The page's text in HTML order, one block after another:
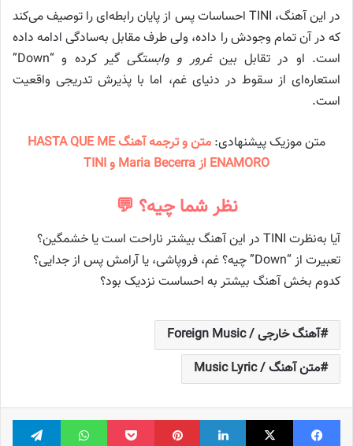
در این آهنگ، TINI احساسات پس از پایان رابطه‌ای را توصیف می‌کند
که در آن تمام وجودش را داده، ولی طرف مقابل به‌سادگی ادامه داده
است. او در تقابل بینغرور و وابستگی
گیر کرده و “Down”
استعاره‌ای از سقوط در دنیای غم، اما با پذیرش تدریجی واقعیت
است.
متن موزیک پیشنهادی:
متن و ترجمه آهنگ HASTA QUE ME
ENAMORO از Maria Becerra و TINI
نظر شما چیه؟ 💬
آیا به‌نظرت TINI در این آهنگ بیشتر ناراحت است یا خشمگین؟
تعبیرت از “Down” چیه؟ غم، فروپاشی، یا آرامش پس از جدایی؟
کدوم بخش آهنگ بیشتر به احساست نزدیک بود؟
آهنگ خارجی / Foreign Music
متن آهنگ / Music Lyric
فیس بوک X لینکدین ‫پین‌ترست پاکت واتس آپ